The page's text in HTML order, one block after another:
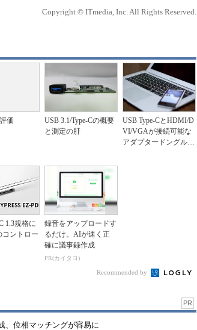
Copyright © ITmedia, Inc. All Rights Reserved.
価
USB 3.1/Type-Cの概要
と測定の肝
USB Type-CとHDMI/D
VI/VGAが接続可能な
アダプタードングル向
1.3規格に
コントロー
録音をアップロードす
るだけ。AIが速く正
確に議事録作成
PR(カイタヨ)
Recommended by
PR
、位相マッチングが容易に